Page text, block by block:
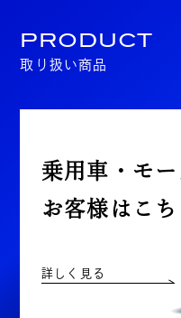
PRODUCT
取り扱い商品
乗用車・モ
お客様はこち
詳しく見る